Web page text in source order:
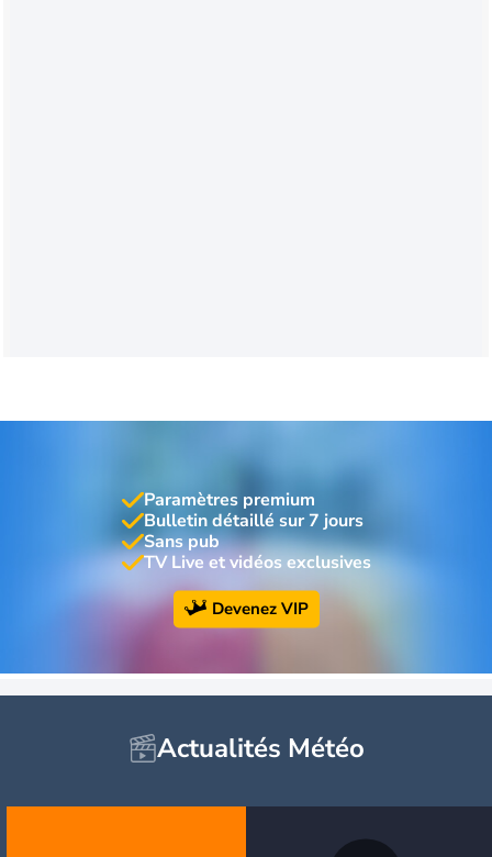
Paramètres premium
Bulletin détaillé sur 7 jours
Sans pub
TV Live et vidéos exclusives
Devenez VIP
Actualités Météo